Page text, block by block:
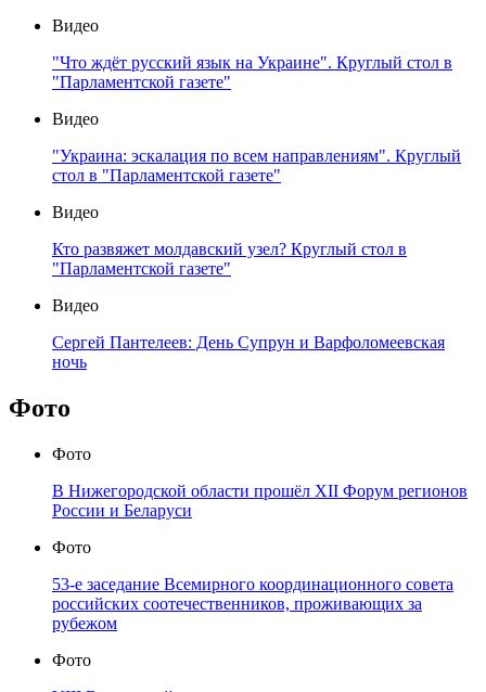
Видео
"Что ждёт русский язык на Украине". Круглый стол в
"Парламентской газете"
Видео
"Украина: эскалация по всем направлениям". Круглый
стол в "Парламентской газете"
Видео
Кто развяжет молдавский узел? Круглый стол в
"Парламентской газете"
Видео
Сергей Пантелеев: День Супрун и Варфоломеевская
ночь
Фото
Фото
В Нижегородской области прошёл XII Форум регионов
России и Беларуси
Фото
53-е заседание Всемирного координационного совета
российских соотечественников, проживающих за
рубежом
Фото